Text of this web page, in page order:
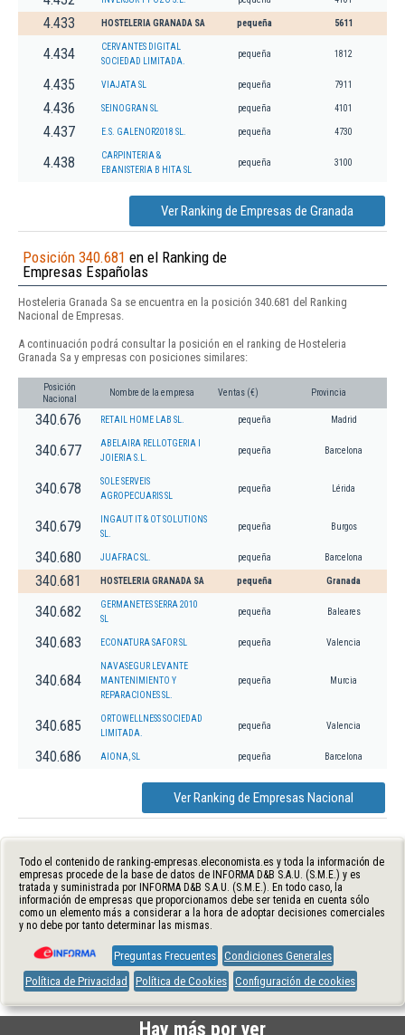
4.433 HOSTELERIA GRANADA SA pequeña 5611
4.434
CERVANTES DIGITAL
SOCIEDAD LIMITADA.
pequeña 1812
4.435 VIAJATA SL pequeña 7911
4.436 SEINOGRAN SL pequeña 4101
4.437 E.S. GALENOR2018 SL. pequeña 4730
4.438
CARPINTERIA &
EBANISTERIA B HITA SL
pequeña 3100
Ver Ranking de Empresas de Granada
Posición 340.681 en el Ranking de
Empresas Españolas
Hosteleria Granada Sa se encuentra en la posición 340.681 del Ranking
Nacional de Empresas.
A continuación podrá consultar la posición en el ranking de Hosteleria
Granada Sa y empresas con posiciones similares:
Posición
Nacional
Nombre de la empresa Ventas (€) Provincia
340.676 RETAIL HOME LAB SL. pequeña Madrid
340.677
ABELAIRA RELLOTGERIA I
JOIERIA S.L.
pequeña Barcelona
340.678
SOLE SERVEIS
AGROPECUARIS SL
pequeña Lérida
340.679
INGAUT IT & OT SOLUTIONS
SL.
pequeña Burgos
340.680 JUAFRAC SL. pequeña Barcelona
340.681 HOSTELERIA GRANADA SA pequeña Granada
340.682
GERMANETES SERRA 2010
SL
pequeña Baleares
340.683 ECONATURA SAFOR SL pequeña Valencia
340.684
NAVASEGUR LEVANTE
MANTENIMIENTO Y
REPARACIONES SL.
pequeña Murcia
340.685
ORTOWELLNESS SOCIEDAD
LIMITADA.
pequeña Valencia
340.686 AIONA, SL pequeña Barcelona
Ver Ranking de Empresas Nacional
Todo el contenido de ranking-empresas.eleconomista.es y toda la información de
empresas procede de la base de datos de INFORMA D&B S.A.U. (S.M.E.) y es
tratada y suministrada por INFORMA D&B S.A.U. (S.M.E.). En todo caso, la
información de empresas que proporcionamos debe ser tenida en cuenta sólo
como un elemento más a considerar a la hora de adoptar decisiones comerciales
y no debe por tanto determinar las mismas.
Preguntas Frecuentes Condiciones Generales
Política de Privacidad
Política de Cookies Configuración de cookies
Hay más por ver